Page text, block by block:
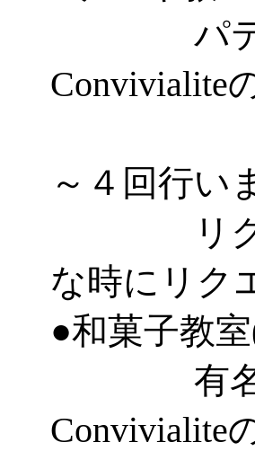
パティ
Convivialite
～４回行い
リクエ
な時にリク
●和菓子教
有名老
Convivialite